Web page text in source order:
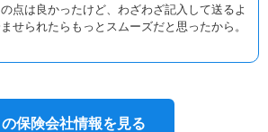
点は良かったけど、わざわざ記入して送るよ
せられたらもっとスムーズだと思ったから。
の保険会社情報を見る